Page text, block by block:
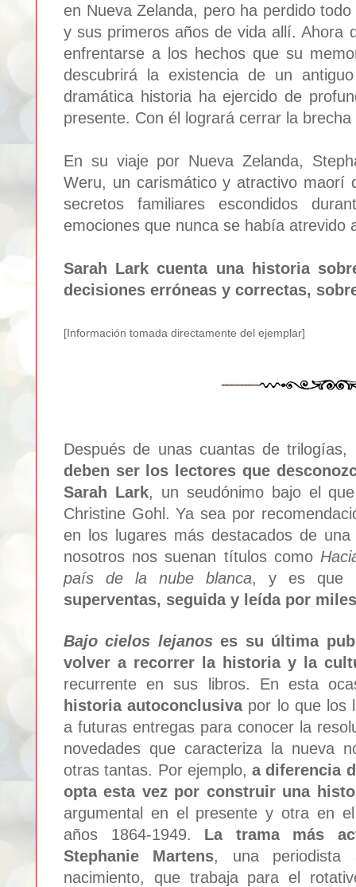
en Nueva Zelanda, pero ha perdido
y sus primeros años de vida allí. Ahora
enfrentarse a los hechos que su
descubrirá la existencia de un
dramática historia ha ejercido de
presente. Con él logrará cerrar la
En su viaje por Nueva Zelanda,
Weru, un carismático y atractivo maorí
secretos familiares escondidos
emociones que nunca se había atrevido
Sarah Lark cuenta una historia
decisiones erróneas y correctas,
[Información tomada directamente del ejemplar]
Después de unas cuantas de
deben ser los lectores que descono
Sarah Lark, un seudónimo bajo el
Christine Gohl. Ya sea por
en los lugares más destacados de
nosotros nos suenan títulos como
país de la nube blanca, y es que
superventas, seguida y leída por
Bajo cielos lejanoses su última
volver a recorrer la historia y la
recurrente en sus libros. En esta
historia autoconclusivapor lo que los
a futuras entregas para conocer la
novedades que caracteriza la nueva
otras tantas. Por ejemplo,a diferencia
opta esta vez por construir una
argumental en el presente y otra en
años 1864-1949. La trama más
Stephanie Martens, una periodista
nacimiento, que trabaja para el